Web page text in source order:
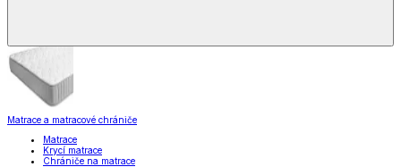
Matrace a matracové chrániče
Matrace
Krycí matrace
Chrániče na matrace